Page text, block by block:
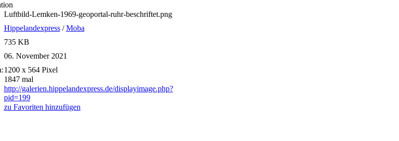
Luftbild-Lemken-1969-geoportal-ruhr-beschriftet.png
Hippelandexpress/Moba
735 KB
06. November 2021
1200 x 564 Pixel
1847 mal
http://galerien.hippelandexpress.de/displayimage.php?
pid=199
zu Favoriten hinzufügen